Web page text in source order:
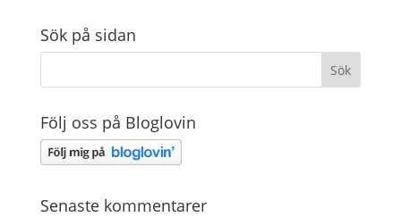
Sök på sidan
Följ oss på Bloglovin
Senaste kommentarer